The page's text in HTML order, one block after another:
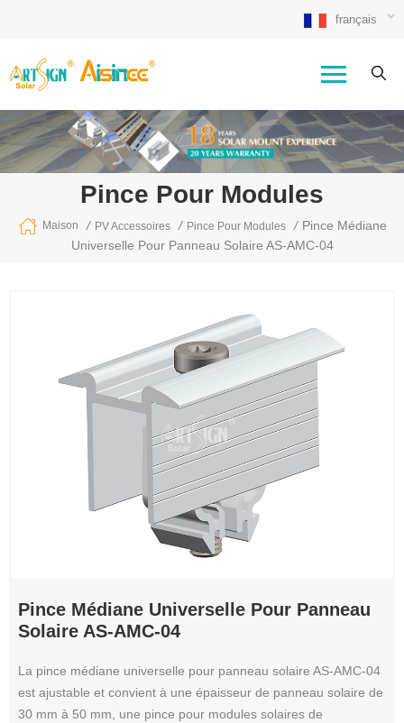
français
Pince Pour Modules
Maison / PV Accessoires / Pince Pour Modules / Pince Médiane
Universelle Pour Panneau Solaire AS-AMC-04
Pince Médiane Universelle Pour Panneau
Solaire AS-AMC-04
La pince médiane universelle pour panneau solaire AS-AMC-04
est ajustable et convient à une épaisseur de panneau solaire de
30 mm à 50 mm, une pince pour modules solaires de